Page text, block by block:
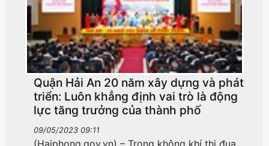
Quận Hải An 20 năm xây dựng và phát
triển: Luôn khẳng định vai trò là động
lực tăng trưởng của thành phố
09/05/2023 09:11